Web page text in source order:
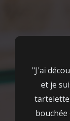
"J'ai
et je
bouchée